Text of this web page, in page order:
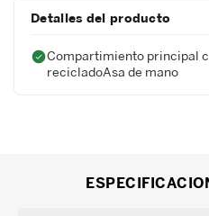
Detalles del producto
Compartimiento principal
recicladoAsa de mano